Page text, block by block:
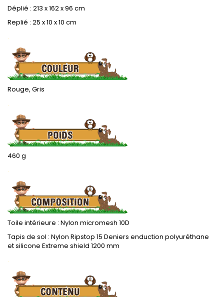
Déplié : 213 x 162 x 96 cm
Replié : 25 x 10 x 10 cm
.
Rouge, Gris
.
460 g
.
Toile intérieure : Nylon micromesh 10D
Tapis de sol : Nylon Ripstop 15 Deniers enduction polyuréthane
et silicone Extreme shield 1200 mm
.